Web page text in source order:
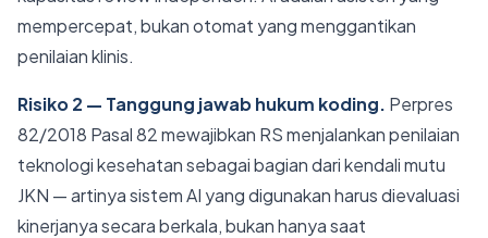
mempercepat, bukan otomat yang menggantikan
penilaian klinis.
Risiko 2 — Tanggung jawab hukum koding. Perpres
82/2018 Pasal 82 mewajibkan RS menjalankan penilaian
teknologi kesehatan sebagai bagian dari kendali mutu
JKN — artinya sistem AI yang digunakan harus dievaluasi
kinerjanya secara berkala, bukan hanya saat